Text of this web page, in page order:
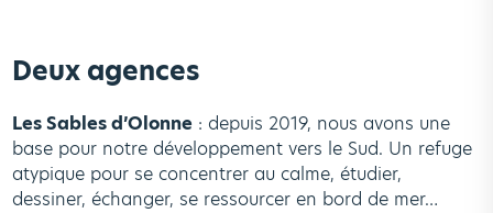
Deux agences
Les Sables d’Olonne : depuis 2019, nous avons une
base pour notre développement vers le Sud. Un refuge
atypique pour se concentrer au calme, étudier,
dessiner, échanger, se ressourcer en bord de mer…